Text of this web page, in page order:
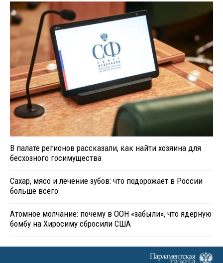
В палате регионов рассказали, как найти хозяина для
бесхозного госимущества
Сахар, мясо и лечение зубов: что подорожает в России
больше всего
Атомное молчание: почему в ООН «забыли», что ядерную
бомбу на Хиросиму сбросили США